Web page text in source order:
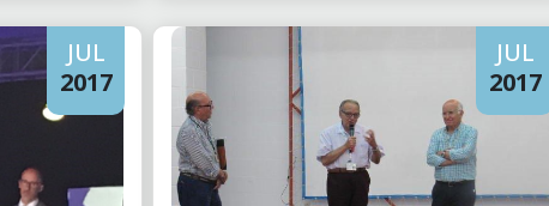
JUL
2017
JUL
2017